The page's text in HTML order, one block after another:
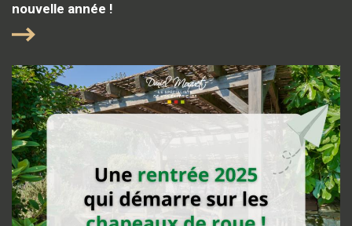
nouvelle année !